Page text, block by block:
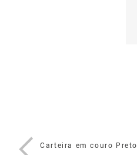
Carteira em couro Preto